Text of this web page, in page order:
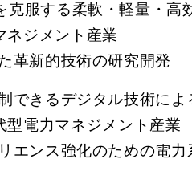
服する柔軟・軽量・
ネジメント産業
革新的技術の研究開発
できるデジタル技術に
電力マネジメント産業
エンス強化のための電